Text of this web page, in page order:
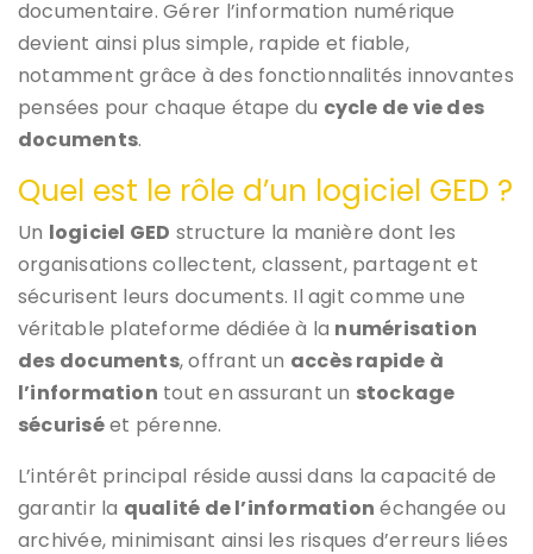
documentaire. Gérer l’information numérique
devient ainsi plus simple, rapide et fiable,
notamment grâce à des fonctionnalités innovantes
pensées pour chaque étape du cycle de vie des
documents.
Quel est le rôle d’un logiciel GED ?
Un logiciel GED structure la manière dont les
organisations collectent, classent, partagent et
sécurisent leurs documents. Il agit comme une
véritable plateforme dédiée à la numérisation
des documents, offrant un accès rapide à
l’information tout en assurant un stockage
sécuriséet pérenne.
L’intérêt principal réside aussi dans la capacité de
garantir la qualité de l’information échangée ou
archivée, minimisant ainsi les risques d’erreurs liées